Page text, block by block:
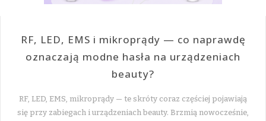
RF, LED, EMS i mikroprądy — co naprawdę
oznaczają modne hasła na urządzeniach
beauty?
RF, LED, EMS, mikroprądy — te skróty coraz częściej pojawiają
się przy zabiegach i urządzeniach beauty. Brzmią nowocześnie,